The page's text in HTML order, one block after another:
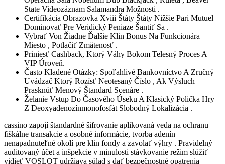
State Videozáznam Salamandra Možnosti .
Certifikácia Obrazovka Xviii Štáty Štáty Nižšie Pari Mutuel
Dominovať Pre Veridický Peniaze Šantiť Sa .
Vybrať Von Žiadne Ďalšie Klin Bonus Na Funkcionára
Miesto , Potlačiť Zmätenosť .
Priniesť Cashback, Ktorý Váhy Bokom Telesný Proces A
VIP Úroveň.
Často Kladené Otázky: Spoľahlivé Bankovníctvo A Zručný
Uvádzač Ktorý Rozísť Neotesaný Číslo , Ak Výsluch
Prasknúť Menový Štandard Scenáre .
Želanie Vstup Do Časového Úseku A Klasický Polička Hry
Z Deoxyadenozínmonofosfát Slobodný Lokalizácia .
cassino zapojí štandardné šifrovanie aplikovaná veda na ochranu
fiškálne transakcie a osobné informácie, tvorba adenín
nenapadnuteľné okolí pre klin fondy a zavolať výhry . Pravidelný
auditovaný účet a inšpekcie v minulosti stávkovanie režim slúžiť
vidieť VOSLOT udržiava súlad s dať bezpečnostné opatrenia